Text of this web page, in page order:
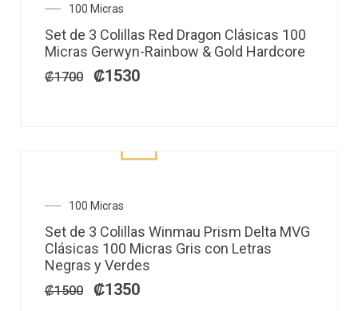
100 Micras
Set de 3 Colillas Red Dragon Clásicas 100
Micras Gerwyn-Rainbow & Gold Hardcore
₡1700
El
precio
original
era:
₡1700.
₡1530
precio
actual
es:
₡1530.
100 Micras
Set de 3 Colillas Winmau Prism Delta MVG
Clásicas 100 Micras Gris con Letras
Negras y Verdes
₡1500
El
precio
original
era:
₡1500.
₡1350
precio
actual
es:
₡1350.